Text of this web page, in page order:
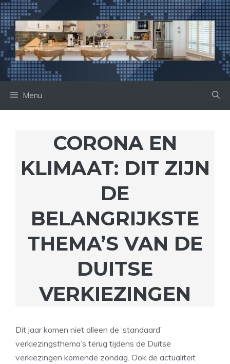
Ga
naar
de
inhoud
Menu
CORONA EN
KLIMAAT: DIT ZIJN
DE
BELANGRIJKSTE
THEMA’S VAN DE
DUITSE
VERKIEZINGEN
Dit jaar komen niet alleen de ‘standaard’
verkiezingsthema’s terug tijdens de Duitse
verkiezingen komende zondag. Ook de actualiteit